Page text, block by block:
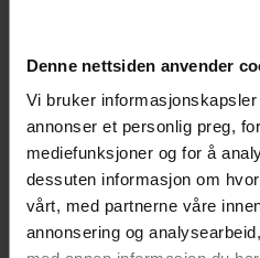
Denne nettsiden anvender
Vi bruker
annonser et personlig preg,
mediefunksjoner og for å
dessuten informasjon om
vårt, med partnerne våre
annonsering og
Maks stigning Ca.
Klippemønster
Klippebredde Ca.
Klippehøyde